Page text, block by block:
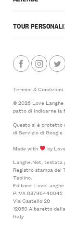
TOUR
Termini & Condizioni
© 2026 Love
patto di indicarne la
Questo si è protetto
di Serviziodi Google
Made with
by
Langhe.Net, testata
Registro stampa
Tablino.
Editore: LoveLanghe
P.IVA 03796440042
Via Castello 20
12050 Albaretto
Italy